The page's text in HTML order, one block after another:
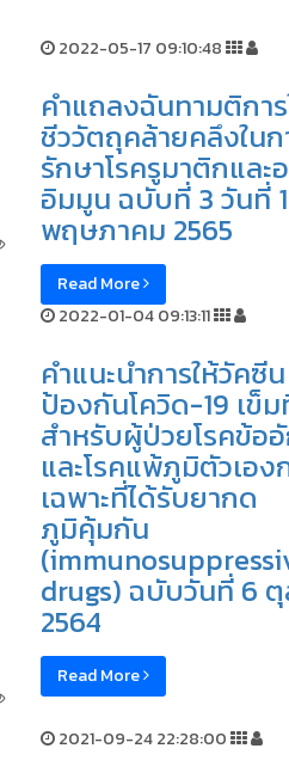
2022-05-17 09:10:48
คำแถลงฉันทามติการ
ชีววัตถุคล้ายคลึงในก
รักษาโรครูมาติกและ
อิมมูน ฉบับที่ 3 วันที่
พฤษภาคม 2565
Read More
2022-01-04 09:13:11
คำแนะนำการให้วัคซีน
ป้องกันโควิด-19 เข็ม
สำหรับผู้ป่วยโรคข้อ
และโรคแพ้ภูมิตัวเอ
เฉพาะที่ได้รับยากด
ภูมิคุ้มกัน
drugs) ฉบับวันที่ 6
2564
Read More
2021-09-24 22:28:00